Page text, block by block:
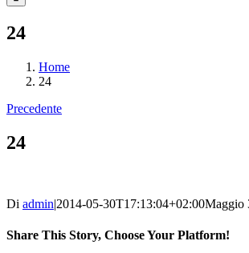
24
Home
24
Precedente
24
Di admin|2014-05-30T17:13:04+02:00Maggio
Share This Story, Choose Your Platform!